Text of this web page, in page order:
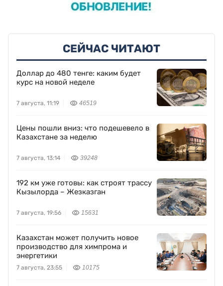
СЕЙЧАС ЧИТАЮТ
Доллар до 480 тенге: каким будет
курс на новой неделе
7 августа, 11:19 46519
Цены пошли вниз: что подешевело в
Казахстане за неделю
7 августа, 13:14 39248
192 км уже готовы: как строят трассу
Кызылорда – Жезказган
7 августа, 19:56 15631
Казахстан может получить новое
производство для химпрома и
энергетики
7 августа, 23:55 10175